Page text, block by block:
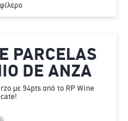
PARCELAS
DE ANZA
με 94pts από το RP Wine